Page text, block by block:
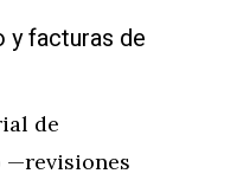
y facturas de
de
—revisiones